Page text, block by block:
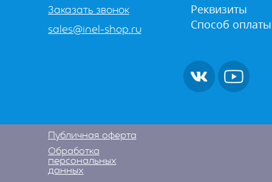
Заказать звонок
sales@inel-shop.ru
Реквизиты
Способ оплаты
Публичная оферта
Обработка
персональных
данных